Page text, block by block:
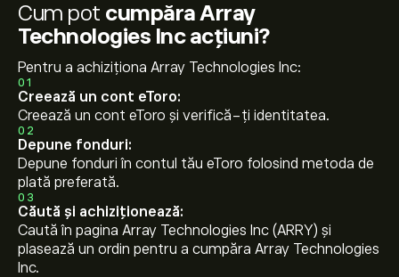
Cum pot cumpăra Array
Technologies Inc acțiuni?
Pentru a achiziționa Array Technologies Inc:
01
Creează un cont eToro:
Creează un cont eToro și verifică-ți identitatea.
02
Depune fonduri:
Depune fonduri în contul tău eToro folosind metoda de
plată preferată.
03
Căută și achiziționează:
Caută în pagina Array Technologies Inc (ARRY) și
plasează un ordin pentru a cumpăra Array Technologies
Inc.